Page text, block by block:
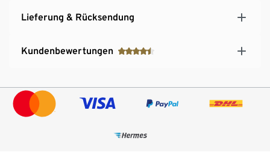
Lieferung & Rücksendung
Kundenbewertungen